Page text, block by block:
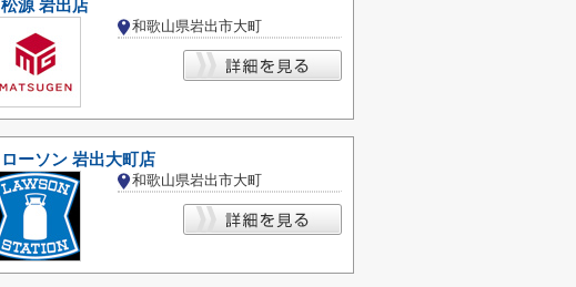
松源 岩出店
和歌山県岩出市大町
ローソン 岩出大町店
和歌山県岩出市大町